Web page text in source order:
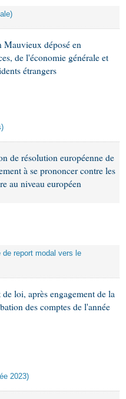
déposé en
de l'économie générale et
étrangers
de résolution européenne de
à se prononcer contre les
au niveau européen
report modal vers le
loi, après engagement de la
des comptes de l'année
2023)